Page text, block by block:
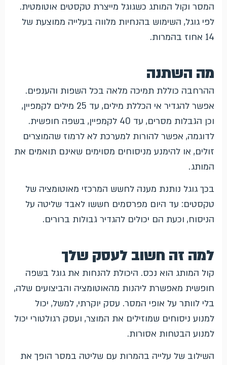
המסר וקול המותג כשגוגל מייצרת טקסטים אוטומטית.
לפי גוגל, השימוש בהנחיות מלווה בעלייה ממוצעת של
14 אחוז בהמרות.
מה השתנה
ההרחבה כוללת תמיכה מלאה בכל השפות והענפים.
אפשר להגדיר אי הכללת מילים, עד 25 מילים לקמפיין,
וכן הגבלות מסרים, עד 40 לקמפיין, בשפה חופשית.
לדוגמה, אפשר להורות למערכת לא לרמוז שהמוצרים
זולים, או להימנע מניסוחים מסוימים שאינם תואמים את
המותג.
בכך גוגל נותנת מענה לחשש המרכזי מאוטומציה של
טקסטים: עד היום מפרסמים חששו לאבד שליטה על
הניסוח, וכעת הם יכולים להגדיר גבולות ברורים.
למה זה חשוב לעסק שלך
קול המותג הוא נכס. היכולת להנחות את גוגל בשפה
חופשית מאפשרת ליהנות מהאוטומציה והביצועים שלה,
בלי לוותר על אופי המסר. עסק יוקרתי, למשל, יכול
למנוע ניסוחים שמוזילים את המוצר, ועסק רגולטורי יכול
למנוע הבטחות אסורות.
השילוב של עלייה בהמרות עם שליטה במסר הופך את